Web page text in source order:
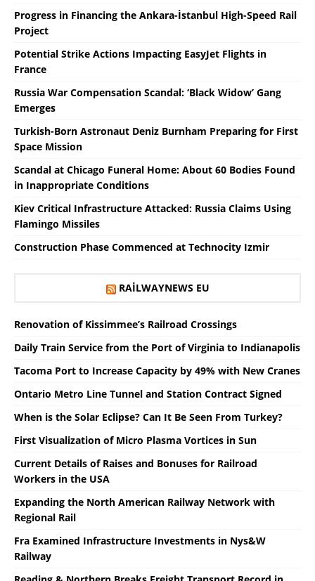
Progress in Financing the Ankara-İstanbul High-Speed ​​Rail
Project
Potential Strike Actions Impacting EasyJet Flights in
France
Russia War Compensation Scandal: ‘Black Widow’ Gang
Emerges
Turkish-Born Astronaut Deniz Burnham Preparing for First
Space Mission
Scandal at Chicago Funeral Home: About 60 Bodies Found
in Inappropriate Conditions
Kiev Critical Infrastructure Attacked: Russia Claims Using
Flamingo Missiles
Construction Phase Commenced at Technocity Izmir
RAILWAYNEWS EU
Renovation of Kissimmee’s Railroad Crossings
Daily Train Service from the Port of Virginia to Indianapolis
Tacoma Port to Increase Capacity by 49% with New Cranes
Ontario Metro Line Tunnel and Station Contract Signed
When is the Solar Eclipse? Can It Be Seen From Turkey?
First Visualization of Micro Plasma Vortices in Sun
Current Details of Raises and Bonuses for Railroad
Workers in the USA
Expanding the North American Railway Network with
Regional Rail
Fra Examined Infrastructure Investments in Nys&W
Railway